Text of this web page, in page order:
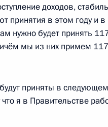
и мерах
России»
Правительства –
доходов,
принятия в этом году и в
нужно будет принять
мы из них примем
приняты в следующем
я в Правительстве